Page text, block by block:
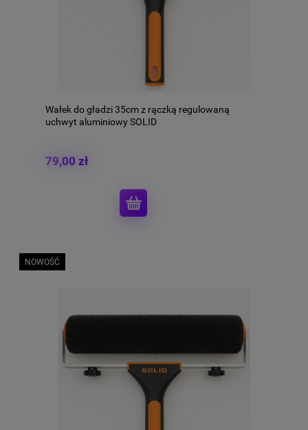
Wałek do gładzi 35cm z rączką regulowaną
uchwyt aluminiowy SOLID
79,00 zł
NOWOŚĆ